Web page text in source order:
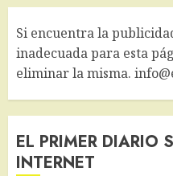
Si encuentra la
inadecuada para esta
eliminar la misma.
EL PRIMER DIARIO
INTERNET